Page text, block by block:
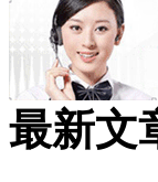
最新文